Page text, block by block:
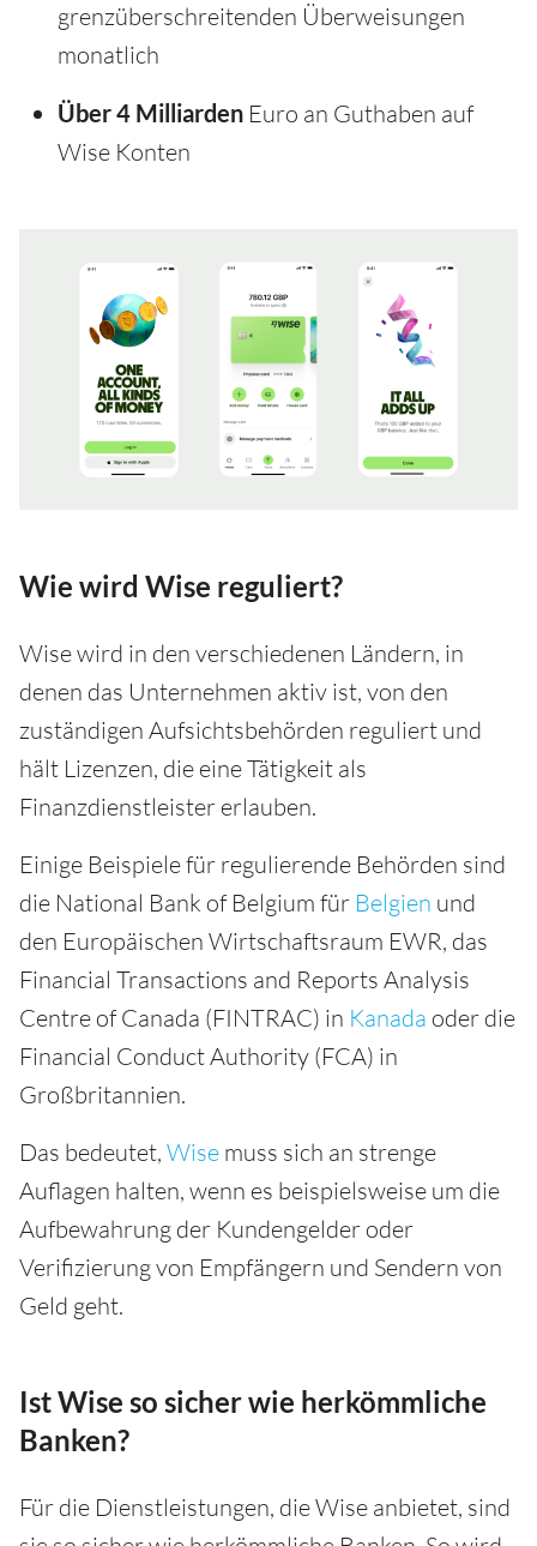
grenzüberschreitenden Überweisungen
monatlich
Über 4 Milliarden Euro an Guthaben auf
Wise Konten
Wie wird Wise reguliert?
Wise wird in den verschiedenen Ländern, in
denen das Unternehmen aktiv ist, von den
zuständigen Aufsichtsbehörden reguliert und
hält Lizenzen, die eine Tätigkeit als
Finanzdienstleister erlauben.
Einige Beispiele für regulierende Behörden sind
die National Bank of Belgium für Belgien und
den Europäischen Wirtschaftsraum EWR, das
Financial Transactions and Reports Analysis
Centre of Canada (FINTRAC) in Kanada oder die
Financial Conduct Authority (FCA) in
Großbritannien.
Das bedeutet, Wise muss sich an strenge
Auflagen halten, wenn es beispielsweise um die
Aufbewahrung der Kundengelder oder
Verifizierung von Empfängern und Sendern von
Geld geht.
Ist Wise so sicher wie herkömmliche
Banken?
Für die Dienstleistungen, die Wise anbietet, sind